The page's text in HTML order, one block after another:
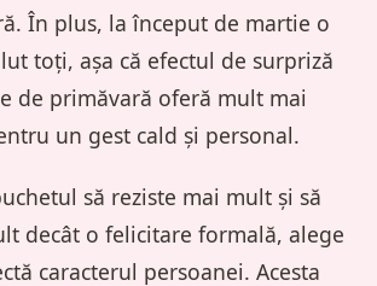
În plus, la început de martie o
toți, așa că efectul de surpriză
de primăvară oferă mult mai
un gest cald și personal.
să reziste mai mult și să
decât o felicitare formală, alege
caracterul persoanei. Acesta